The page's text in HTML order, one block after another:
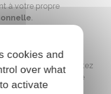
à votre propre
.
un usage
juger si vous rapportez
pour votre usage propre
non pour un usage
cookies and
over what
activate